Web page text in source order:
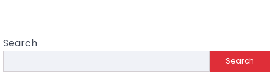
Search
Search